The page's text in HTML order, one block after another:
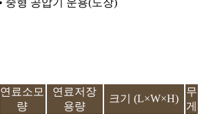
중형 공압기 운용(도장)
연료소모
량
연료저장
용량
크기 (L×W×H)
무
게